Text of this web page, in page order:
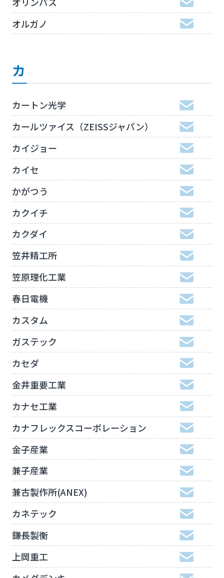
オルガノ
カ
カートン光学
カールツァイス（ZEISSジャパン）
カイジョー
カイセ
かがつう
カクイチ
カクダイ
笠井精工所
笠原理化工業
春日電機
カスタム
ガステック
カセダ
金井重要工業
カナセ工業
カナフレックスコーポレーション
金子産業
兼子産業
兼古製作所(ANEX)
カネテック
鎌長製衡
上岡重工